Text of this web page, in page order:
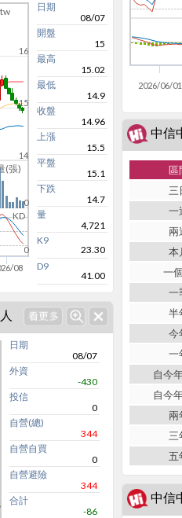
2026/06/01
(張)
KD
08
14
15
16
0
0
日期
08/07
開盤
15
最高
15.02
最低
14.9
收盤
14.96
上漲
15.5
平盤
15.1
下跌
14.7
量
4,721
K9
23.30
D9
41.00
中信
區
三
一
兩
本
一
一
半
今
一
自今
自今
兩
三
五
日期
08/07
外資
-430
投信
0
自營(總)
344
自營自買
0
自營避險
344
合計
-86